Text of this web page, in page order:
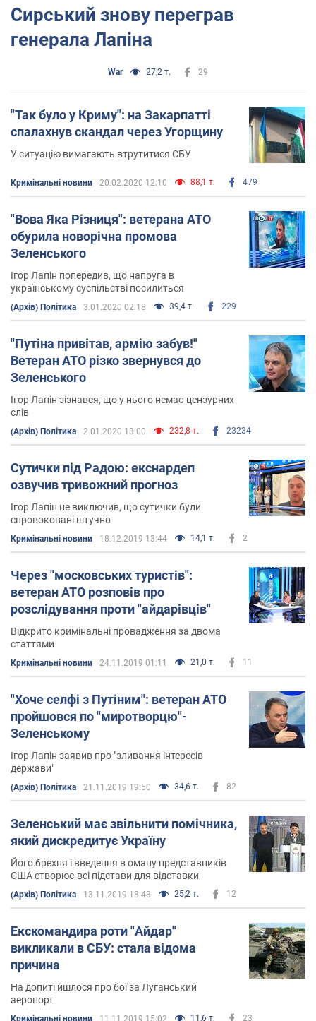
Сирський знову переграв
генерала Лапіна
War 27,2 т. 29
"Так було у Криму": на Закарпатті
спалахнув скандал через Угорщину
У ситуацію вимагають втрутитися СБУ
Кримінальні новини 20.02.2020 12:10 88,1 т. 479
"Вова Яка Різниця": ветерана АТО
обурила новорічна промова
Зеленського
Ігор Лапін попередив, що напруга в
українському суспільстві посилиться
(Архів) Політика 3.01.2020 02:18 39,4 т. 229
"Путіна привітав, армію забув!"
Ветеран АТО різко звернувся до
Зеленського
Ігор Лапін зізнався, що у нього немає цензурних
слів
(Архів) Політика 2.01.2020 13:00 232,8 т. 23234
Сутички під Радою: екснардеп
озвучив тривожний прогноз
Ігор Лапін не виключив, що сутички були
спровоковані штучно
Кримінальні новини 18.12.2019 13:44 14,1 т. 2
Через "московських туристів":
ветеран АТО розповів про
розслідування проти "айдарівців"
Відкрито кримінальні провадження за двома
статтями
Кримінальні новини 24.11.2019 01:11 21,0 т. 11
"Хоче селфі з Путіним": ветеран АТО
пройшовся по "миротворцю"-
Зеленському
Ігор Лапін заявив про "зливання інтересів
держави"
(Архів) Політика 21.11.2019 19:50 34,6 т. 82
Зеленський має звільнити помічника,
який дискредитує Україну
Його брехня і введення в оману представників
США створює всі підстави для відставки
(Архів) Політика 13.11.2019 18:43 25,2 т. 12
Екскомандира роти "Айдар"
викликали в СБУ: стала відома
причина
На допиті йшлося про бої за Луганський
аеропорт
Кримінальні новини 11.11.2019 15:02 11,6 т. 23